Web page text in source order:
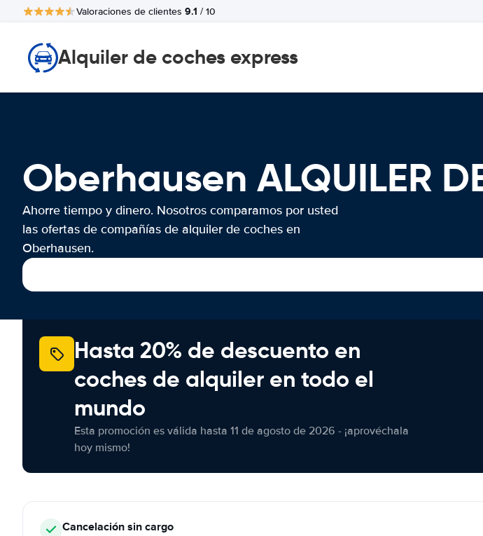
Valoraciones de clientes 9.1 / 10
Alquiler de coches express
Oberhausen ALQUILER
Ahorre tiempo y dinero. Nosotros comparamos por usted
las ofertas de compañías de alquiler de coches en
Oberhausen.
Hasta 20% de descuento en
coches de alquiler en todo el
mundo
Esta promoción es válida hasta 11 de agosto de 2026 - ¡aprovéchala
hoy mismo!
Cancelaciónsin cargo